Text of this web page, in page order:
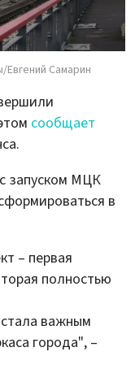
Самарин
сообщает
запуском МЦК
в
– первая
полностью
важным
города", –